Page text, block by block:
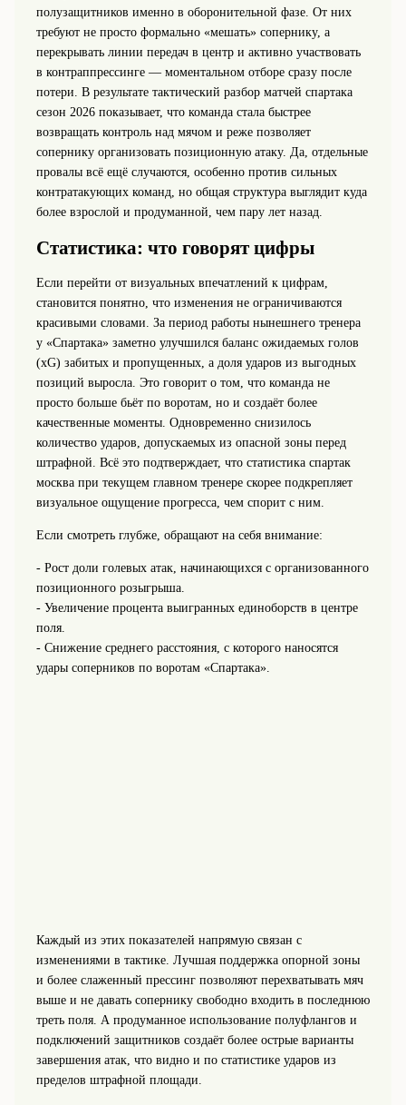
полузащитников именно в оборонительной фазе. От них
требуют не просто формально «мешать» сопернику, а
перекрывать линии передач в центр и активно участвовать
в контраппрессинге — моментальном отборе сразу после
потери. В результате тактический разбор матчей спартака
сезон 2026 показывает, что команда стала быстрее
возвращать контроль над мячом и реже позволяет
сопернику организовать позиционную атаку. Да, отдельные
провалы всё ещё случаются, особенно против сильных
контратакующих команд, но общая структура выглядит куда
более взрослой и продуманной, чем пару лет назад.
Статистика: что говорят цифры
Если перейти от визуальных впечатлений к цифрам,
становится понятно, что изменения не ограничиваются
красивыми словами. За период работы нынешнего тренера
у «Спартака» заметно улучшился баланс ожидаемых голов
(xG) забитых и пропущенных, а доля ударов из выгодных
позиций выросла. Это говорит о том, что команда не
просто больше бьёт по воротам, но и создаёт более
качественные моменты. Одновременно снизилось
количество ударов, допускаемых из опасной зоны перед
штрафной. Всё это подтверждает, что статистика спартак
москва при текущем главном тренере скорее подкрепляет
визуальное ощущение прогресса, чем спорит с ним.
Если смотреть глубже, обращают на себя внимание:
- Рост доли голевых атак, начинающихся с организованного
позиционного розыгрыша.
- Увеличение процента выигранных единоборств в центре
поля.
- Снижение среднего расстояния, с которого наносятся
удары соперников по воротам «Спартака».
Каждый из этих показателей напрямую связан с
изменениями в тактике. Лучшая поддержка опорной зоны
и более слаженный прессинг позволяют перехватывать мяч
выше и не давать сопернику свободно входить в последнюю
треть поля. А продуманное использование полуфлангов и
подключений защитников создаёт более острые варианты
завершения атак, что видно и по статистике ударов из
пределов штрафной площади.